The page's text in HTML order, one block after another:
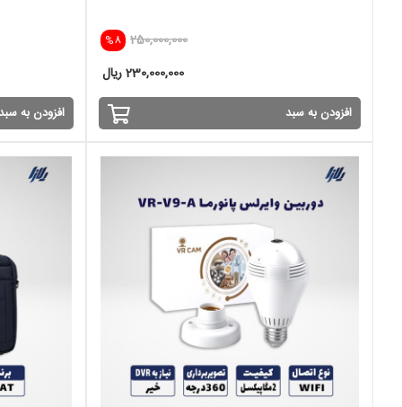
%8 250,000,000
230,000,000 ریال
افزودن به سبد افزودن به